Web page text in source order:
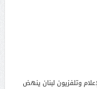
وتلفزيون لبنان ينهض